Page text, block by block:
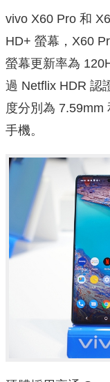
vivo X60 Pro 和
HD+ 螢幕，X60
螢幕更新率為
過 Netflix HDR 認
度分別為 7.59mm
手機。